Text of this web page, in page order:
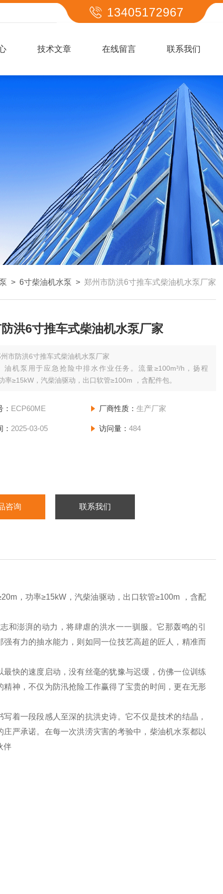
13405172967
技术文章 在线留言 联系我们
> 6寸柴油机水泵 > 郑州市防洪6寸推车式柴油机水泵厂家
洪6寸推车式柴油机水泵厂家
市防洪6寸推车式柴油机水泵厂家
油机泵用于应急抢险中排水作业任务。流量≥100m³/h，扬程
率≥15kW，汽柴油驱动，出口软管≥100m ，含配件包。
ECP60ME 厂商性质： 生产厂家
2025-03-05 访问量： 484
咨询 联系我们
，功率≥15kW，汽柴油驱动，出口软管≥100m ，含配
和澎湃的动力，将肆虐的洪水一一驯服。它那轰鸣的引
有力的抽水能力，则如同一位技艺高超的匠人，精准而
快的速度启动，没有丝毫的犹豫与迟缓，仿佛一位训练
神，不仅为防汛抢险工作赢得了宝贵的时间，更在无形
着一段段感人至深的抗洪史诗。它不仅是技术的结晶，
严承诺。在每一次洪涝灾害的考验中，柴油机水泵都以
伴